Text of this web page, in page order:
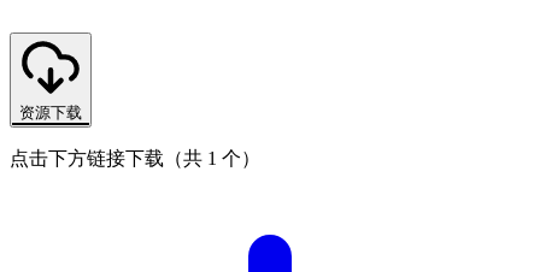
资源下载
点击下方链接下载（共 1 个）